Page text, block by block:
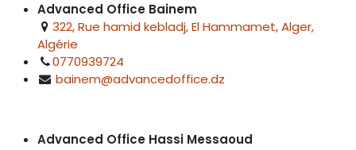
Advanced Office Bainem
322, Rue hamid kebladj, El Hammamet, Alger,
Algérie
0770939724
bainem@advancedoffice.dz
Advanced Office Hassi Messaoud